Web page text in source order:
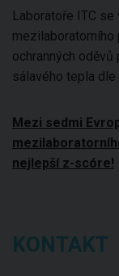
Laboratoře ITC
mezilaboratorního
ochranných
sálavého tepla dle
Mezi sedmi
nejlepší z-scóre!
KONTAKT